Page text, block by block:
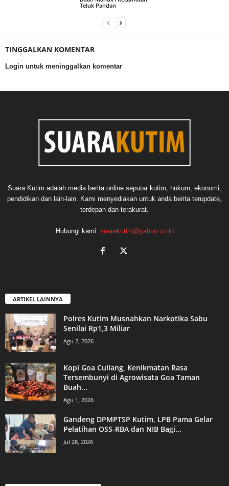
Teluk Pandan
TINGGALKAN KOMENTAR
Login untuk meninggalkan komentar
Suara Kutim adalah media berita online seputar kutim, hukum, ekonomi,
pendidikan dan lain-lain. Kami menyediakan untuk anda berita terupdate,
terdepan dan terakurat.
Hubungi kami: suarakutim@yahoo.co.id
ARTIKEL LAINNYA
Polres Kutim Musnahkan Narkotika Sabu
Senilai Rp1,3 Miliar
Agu 2, 2026
Kopi Goa Cullang, Kenikmatan Rasa
Tersembunyi di Agrowisata Goa Taman
Buah...
Agu 1, 2026
Gandeng DPMPTSP Kutim, LPB Pama Gelar
Pelatihan OSS-RBA dan NIB Bagi...
Jul 28, 2026